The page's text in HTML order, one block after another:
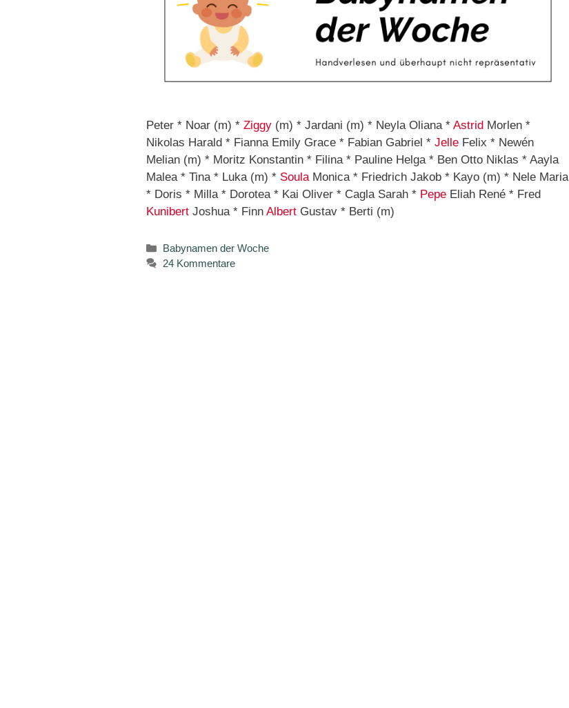
Peter * Noar (m) * Ziggy (m) * Jardani (m) * Neyla Oliana * Astrid Morlen *
Nikolas Harald * Fianna Emily Grace * Fabian Gabriel * Jelle Felix * Newén
Melian (m) * Moritz Konstantin * Filina * Pauline Helga * Ben Otto Niklas * Aayla
Malea * Tina * Luka (m) * SoulaMonica * Friedrich Jakob * Kayo (m) * Nele Maria
* Doris * Milla * Dorotea * Kai Oliver * Cagla Sarah * Pepe Eliah René * Fred
Kunibert Joshua * Finn Albert Gustav * Berti (m)
Kategorien
Babynamen der Woche
24 Kommentare